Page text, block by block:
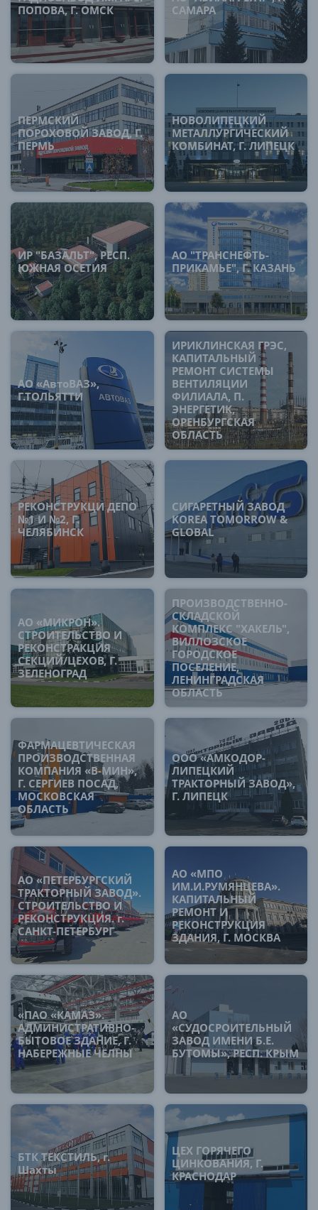
ПОПОВА, Г. ОМСК
САМАРА
ПЕРМСКИЙ
ПОРОХОВОЙ ЗАВОД, Г.
ПЕРМЬ
НОВОЛИПЕЦКИЙ
МЕТАЛЛУРГИЧЕСКИЙ
КОМБИНАТ, Г. ЛИПЕЦК
ИР "БАЗАЛЬТ", РЕСП.
ЮЖНАЯ ОСЕТИЯ
АО "ТРАНСНЕФТЬ-
ПРИКАМЬЕ", Г. КАЗАНЬ
АО «АвтоВАЗ»,
Г.ТОЛЬЯТТИ
ИРИКЛИНСКАЯ ГРЭС,
КАПИТАЛЬНЫЙ
РЕМОНТ СИСТЕМЫ
ВЕНТИЛЯЦИИ
ФИЛИАЛА, П.
ЭНЕРГЕТИК,
ОРЕНБУРГСКАЯ
ОБЛАСТЬ
РЕКОНСТРУКЦИ ДЕПО
№1 И №2, Г.
ЧЕЛЯБИНСК
СИГАРЕТНЫЙ ЗАВОД
KOREA TOMORROW &
GLOBAL
АО «МИКРОН».
СТРОИТЕЛЬСТВО И
РЕКОНСТРАКЦИЯ
СЕКЦИЙ/ЦЕХОВ, Г.
ЗЕЛЕНОГРАД
ПРОИЗВОДСТВЕННО-
СКЛАДСКОЙ
КОМПЛЕКС "ХАКЕЛЬ",
ВИЛЛОЗСКОЕ
ГОРОДСКОЕ
ПОСЕЛЕНИЕ,
ЛЕНИНГРАДСКАЯ
ОБЛАСТЬ
ФАРМАЦЕВТИЧЕСКАЯ
ПРОИЗВОДСТВЕННАЯ
КОМПАНИЯ «В-МИН»,
Г. СЕРГИЕВ ПОСАД,
МОСКОВСКАЯ
ОБЛАСТЬ
ООО «АМКОДОР-
ЛИПЕЦКИЙ
ТРАКТОРНЫЙ ЗАВОД»,
Г. ЛИПЕЦК
АО «ПЕТЕРБУРГСКИЙ
ТРАКТОРНЫЙ ЗАВОД».
СТРОИТЕЛЬСТВО И
РЕКОНСТРУКЦИЯ. г.
САНКТ-ПЕТЕРБУРГ
АО «МПО
ИМ.И.РУМЯНЦЕВА».
КАПИТАЛЬНЫЙ
РЕМОНТ И
РЕКОНСТРУКЦИЯ
ЗДАНИЯ, Г. МОСКВА
«ПАО «КАМАЗ».
АДМИНИСТРАТИВНО-
БЫТОВОЕ ЗДАНИЕ, Г.
НАБЕРЕЖНЫЕ ЧЕЛНЫ
АО
«СУДОСРОИТЕЛЬНЫЙ
ЗАВОД ИМЕНИ Б.Е.
БУТОМЫ», РЕСП. КРЫМ
БТК ТЕКСТИЛЬ, г.
Шахты
ЦЕХ ГОРЯЧЕГО
ЦИНКОВАНИЯ, Г.
КРАСНОДАР